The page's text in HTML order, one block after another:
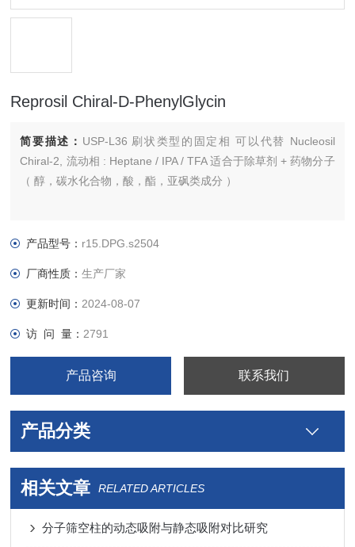
Reprosil Chiral-D-PhenylGlycin
简要描述： USP-L36 刷状类型的固定相 可以代替 Nucleosil
Chiral-2, 流动相 : Heptane / IPA / TFA 适合于除草剂 + 药物分子
（ 醇，碳水化合物，酸，酯，亚砜类成分 ）
产品型号： r15.DPG.s2504
厂商性质：生产厂家
更新时间： 2024-08-07
访 问 量： 2791
产品咨询 联系我们
产品分类
相关文章 RELATED ARTICLES
分子筛空柱的动态吸附与静态吸附对比研究